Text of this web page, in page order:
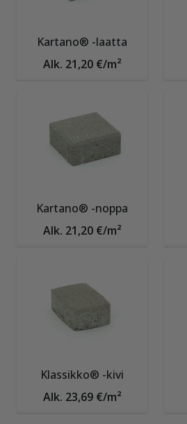
Kartano® -laatta
Alk. 21,20 €/m²
Kartano® -noppa
Alk. 21,20 €/m²
Klassikko® -kivi
Alk. 23,69 €/m²